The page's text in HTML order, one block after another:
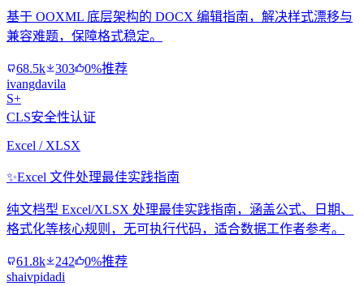
基于 OOXML 底层架构的 DOCX 编辑指南，解决样式漂移与
兼容难题，保障格式稳定。
68.5k 303
0%推荐
ivangdavila
S+
CLS安全性认证
Excel / XLSX
✨Excel 文件处理最佳实践指南
纯文档型 Excel/XLSX 处理最佳实践指南，涵盖公式、日期、
格式化等核心规则，无可执行代码，适合数据工作者参考。
61.8k 242
0%推荐
shaivpidadi